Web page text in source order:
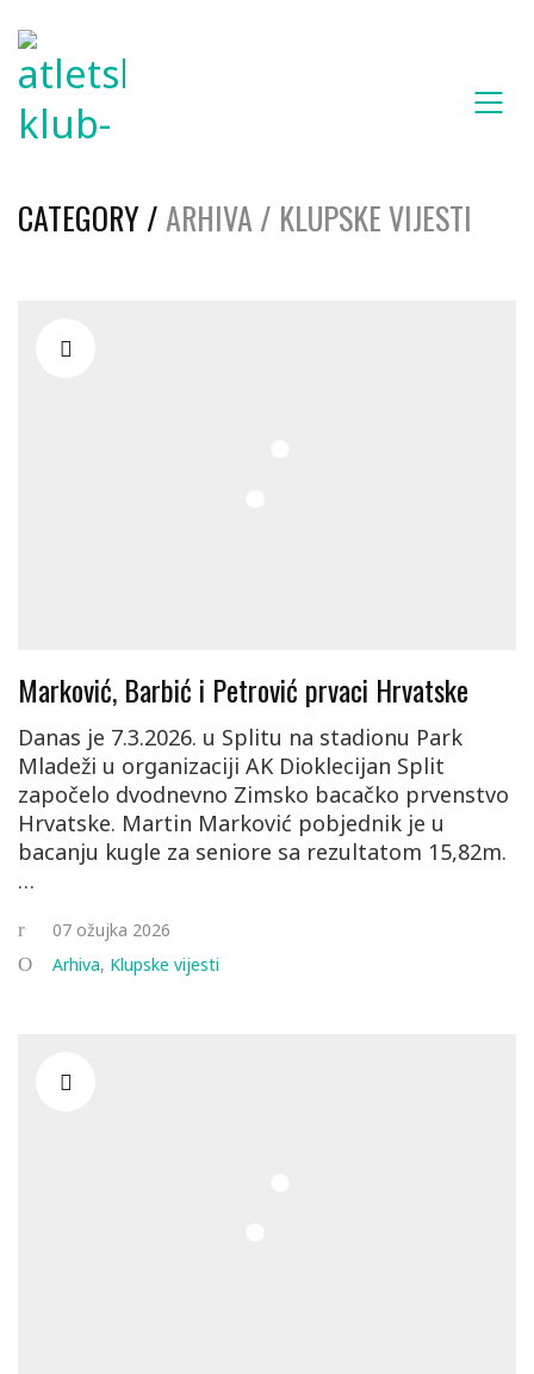
CATEGORY /ARHIVA / KLUPSKE VIJESTI
Marković, Barbić i Petrović prvaci Hrvatske
Danas je 7.3.2026. u Splitu na stadionu Park
Mladeži u organizaciji AK Dioklecijan Split
započelo dvodnevno Zimsko bacačko prvenstvo
Hrvatske. Martin Marković pobjednik je u
bacanju kugle za seniore sa rezultatom 15,82m.
…
07 ožujka 2026
Arhiva, Klupske vijesti